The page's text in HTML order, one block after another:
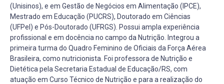
(Unisinos), e em Gestão de Negócios em Alimentação (IPCE),
Mestrado em Educação (PUCRS), Doutorado em Ciências
(UFPel) e Pós-Doutorado (UFRGS). Possui ampla experiência
profissional e em docência no campo da Nutrição. Integrou a
primeira turma do Quadro Feminino de Oficiais da Força Aérea
Brasileira, como nutricionista. Foi professora de Nutrição e
Dietética pela Secretaria Estadual de Educação/RS, com
atuação em Curso Técnico de Nutrição e para a realização do